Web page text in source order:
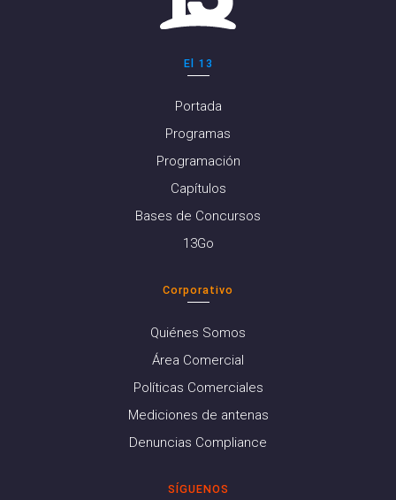
El 13
Portada
Programas
Programación
Capítulos
Bases de Concursos
13Go
Corporativo
Quiénes Somos
Área Comercial
Políticas Comerciales
Mediciones de antenas
Denuncias Compliance
SÍGUENOS